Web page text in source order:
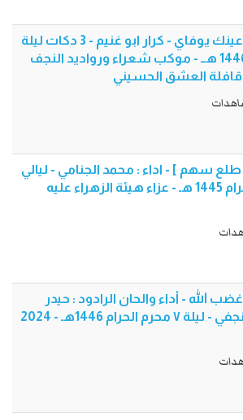
قصيدة : عينك يوفاي - كرار ابو غنيم - 3 دكات ليلة
7 محرم 1446 هــ - موكب شعراء ورواديد النجف
العشق الحسيني
سهم ] - اداء : محمد الجنامي - ليالي
محرم الحرام 1445 هـ - عزاء هيئة الزهراء عليه
الله - أداء والحان الرادود : حيدر
البياتي النجفي - ليلة ٧ محرم الحرام 1446هـ - 2024